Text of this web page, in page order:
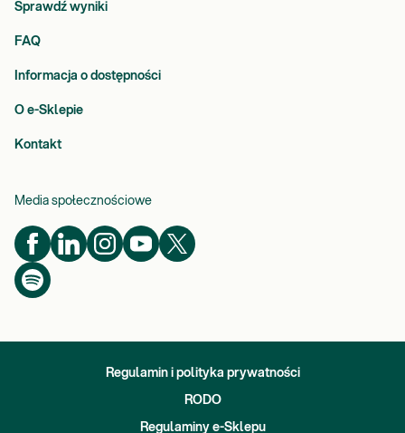
Sprawdź wyniki
FAQ
Informacja o dostępności
O e-Sklepie
Kontakt
Media społecznościowe
Regulamin i polityka prywatności
RODO
Regulaminy e-Sklepu